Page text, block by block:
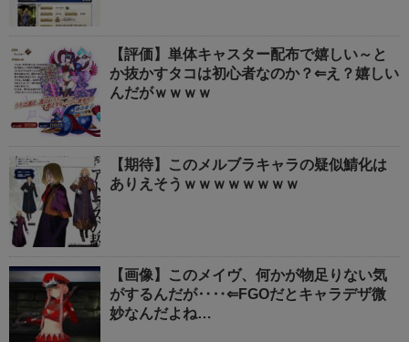
【評価】単体キャスター配布で嬉しい～と
か抜かすタコは初心者なのか？⇐え？嬉しい
んだがｗｗｗｗ
【期待】このメルブラキャラの疑似鯖化は
ありえそうｗｗｗｗｗｗｗｗ
【画像】このメイヴ、何かが物足りない気
がするんだが‥‥⇐FGOだとキャラデザ微
妙なんだよね…